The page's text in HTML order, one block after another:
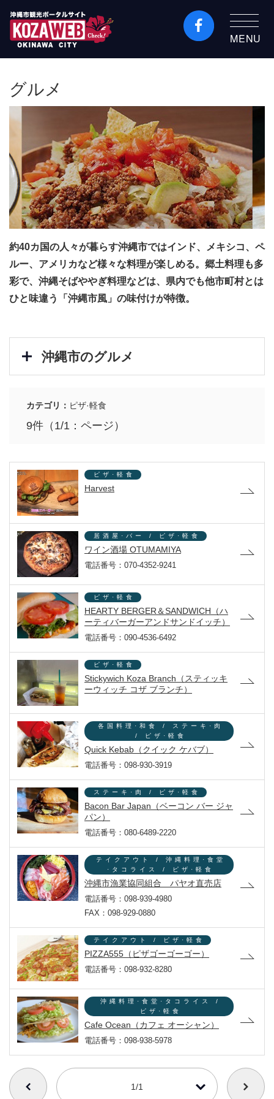
沖縄市観光ポータルコ
縄市コザの表も裏も楽
しむ
MENU
グルメ
約40カ国の人々が暮らす沖縄市ではインド、メキシコ、ペ
ルー、アメリカなど様々な料理が楽しめる。郷土料理も多
彩で、沖縄そばややぎ料理などは、県内でも他市町村とは
ひと味違う「沖縄市風」の味付けが特徴。
沖縄市のグルメ
カテゴリ： ピザ·軽食
9件（1/1：ページ）
ピザ·軽食
Harvest
居酒屋·バー / ピザ·軽食
ワイン酒場 OTUMAMIYA
電話番号：070-4352-9241
ピザ·軽食
HEARTY BERGER＆SANDWICH（ハ
ーティバーガーアンドサンドイッチ）
電話番号：090-4536-6492
ピザ·軽食
Stickywich Koza Branch（スティッキ
ーウィッチ コザ ブランチ）
各国料理·和食 / ステーキ·肉
/ ピザ·軽食
Quick Kebab（クイック ケバブ）
電話番号：098-930-3919
ステーキ·肉 / ピザ·軽食
Bacon Bar Japan（ベーコン バー ジャ
パン）
電話番号：080-6489-2220
テイクアウト / 沖縄料理·食堂
·タコライス / ピザ·軽食
沖縄市漁業協同組合 パヤオ直売店
電話番号：098-939-4980
FAX：098-929-0880
テイクアウト / ピザ·軽食
PIZZA555（ピザゴーゴーゴー）
電話番号：098-932-8280
沖縄料理·食堂·タコライス /
ピザ·軽食
Cafe Ocean（カフェ オーシャン）
電話番号：098-938-5978
番号を選択すると自動的に選択された番号のページへリンクします
1/1